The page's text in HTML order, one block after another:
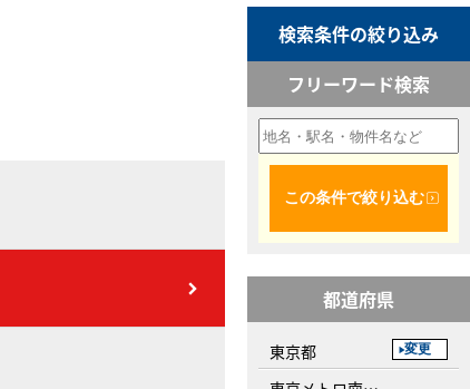
検索条件の絞り込み
フリーワード検索
この条件で絞り込む
都道府県
東京都 変更